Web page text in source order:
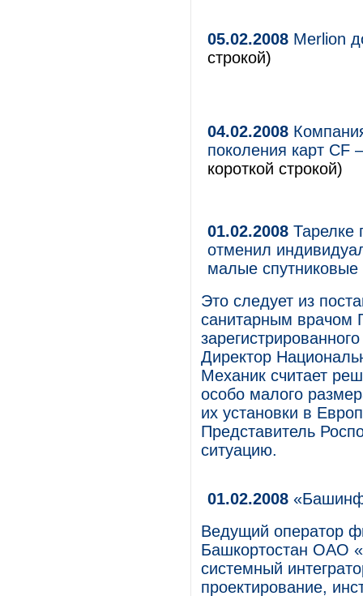
05.02.2008 Merlion
строкой)
04.02.2008
поколения карт CF
короткой строкой)
01.02.2008 Тарелке
отменил
малые спутниковые
Это следует из
санитарным врачом
Директор
Механик считает
особо малого
их установки в
Представитель
ситуацию.
01.02.2008
Ведущий оператор
Башкортостан ОАО
системный
проектирование,